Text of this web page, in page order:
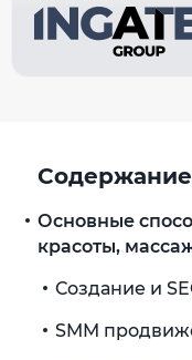
Содержание
Основные
красоты,
Создание и
SMM